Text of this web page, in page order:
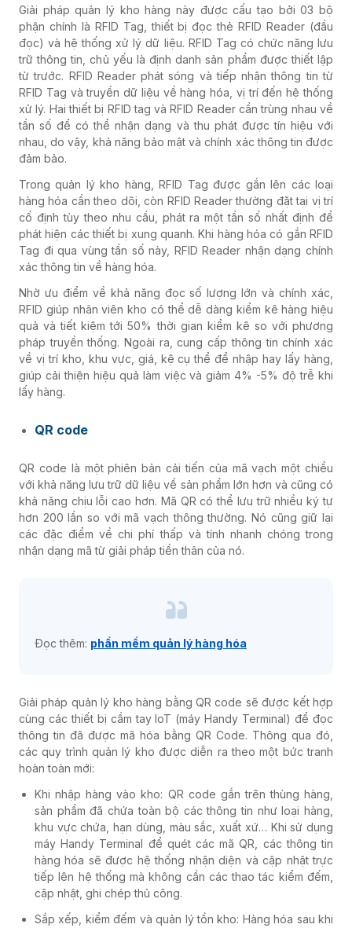
Giải pháp quản lý kho hàng này được cấu tạo bởi 03 bộ
phận chính là RFID Tag, thiết bị đọc thẻ RFID Reader (đầu
đọc) và hệ thống xử lý dữ liệu. RFID Tag có chức năng lưu
trữ thông tin, chủ yếu là định danh sản phẩm được thiết lập
từ trước. RFID Reader phát sóng và tiếp nhận thông tin từ
RFID Tag và truyền dữ liệu về hàng hóa, vị trí đến hệ thống
xử lý. Hai thiết bị RFID tag và RFID Reader cần trùng nhau về
tần số để có thể nhận dạng và thu phát được tín hiệu với
nhau, do vậy, khả năng bảo mật và chính xác thông tin được
đảm bảo.
Trong quản lý kho hàng, RFID Tag được gắn lên các loại
hàng hóa cần theo dõi, còn RFID Reader thường đặt tại vị trí
cố định tùy theo nhu cầu, phát ra một tần số nhất định để
phát hiện các thiết bị xung quanh. Khi hàng hóa có gắn RFID
Tag đi qua vùng tần số này, RFID Reader nhận dạng chính
xác thông tin về hàng hóa.
Nhờ ưu điểm về khả năng đọc số lượng lớn và chính xác,
RFID giúp nhân viên kho có thể dễ dàng kiểm kê hàng hiệu
quả và tiết kiệm tới 50% thời gian kiểm kê so với phương
pháp truyền thống. Ngoài ra, cung cấp thông tin chính xác
về vị trí kho, khu vực, giá, kệ cụ thể để nhập hay lấy hàng,
giúp cải thiện hiệu quả làm việc và giảm 4% -5% độ trễ khi
lấy hàng.
QR code
QR code là một phiên bản cải tiến của mã vạch một chiều
với khả năng lưu trữ dữ liệu về sản phẩm lớn hơn và cũng có
khả năng chịu lỗi cao hơn. Mã QR có thể lưu trữ nhiều ký tự
hơn 200 lần so với mã vạch thông thường. Nó cũng giữ lại
các đặc điểm về chi phí thấp và tính nhanh chóng trong
nhận dạng mã từ giải pháp tiền thân của nó.
Đọc thêm: phần mềm quản lý hàng hóa
Giải pháp quản lý kho hàng bằng QR code sẽ được kết hợp
cùng các thiết bị cầm tay IoT (máy Handy Terminal) để đọc
thông tin đã được mã hóa bằng QR Code. Thông qua đó,
các quy trình quản lý kho được diễn ra theo một bức tranh
hoàn toàn mới:
Khi nhập hàng vào kho: QR code gắn trên thùng hàng,
sản phẩm đã chứa toàn bộ các thông tin như loại hàng,
khu vực chứa, hạn dùng, màu sắc, xuất xứ… Khi sử dụng
máy Handy Terminal để quét các mã QR, các thông tin
hàng hóa sẽ được hệ thống nhận diện và cập nhật trực
tiếp lên hệ thống mà không cần các thao tác kiểm đếm,
cập nhật, ghi chép thủ công.
Sắp xếp, kiểm đếm và quản lý tồn kho: Hàng hóa sau khi